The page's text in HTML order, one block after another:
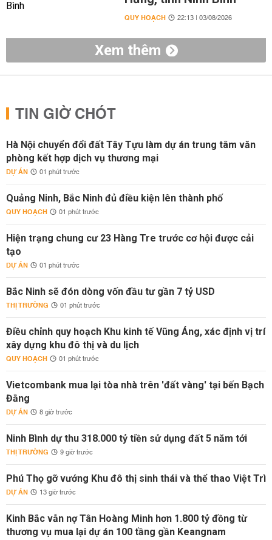
QUY HOẠCH 22:13 | 03/08/2026
Xem thêm
TIN GIỜ CHÓT
Hà Nội chuyển đổi đất Tây Tựu làm dự án trung tâm văn
phòng kết hợp dịch vụ thương mại
DỰ ÁN 01 phút trước
Quảng Ninh, Bắc Ninh đủ điều kiện lên thành phố
QUY HOẠCH 01 phút trước
Hiện trạng chung cư 23 Hàng Tre trước cơ hội được cải
tạo
DỰ ÁN 01 phút trước
Bắc Ninh sẽ đón dòng vốn đầu tư gần 7 tỷ USD
THỊ TRƯỜNG 01 phút trước
Điều chỉnh quy hoạch Khu kinh tế Vũng Áng, xác định vị trí
xây dựng khu đô thị và du lịch
QUY HOẠCH 01 phút trước
Vietcombank mua lại tòa nhà trên 'đất vàng' tại bến Bạch
Đằng
DỰ ÁN 8 giờ trước
Ninh Bình dự thu 318.000 tỷ tiền sử dụng đất 5 năm tới
THỊ TRƯỜNG 9 giờ trước
Phú Thọ gỡ vướng Khu đô thị sinh thái và thể thao Việt Trì
DỰ ÁN 13 giờ trước
Kinh Bắc vẫn nợ Tân Hoàng Minh hơn 1.800 tỷ đồng từ
thương vụ mua lại dự án 100 tầng gần Keangnam